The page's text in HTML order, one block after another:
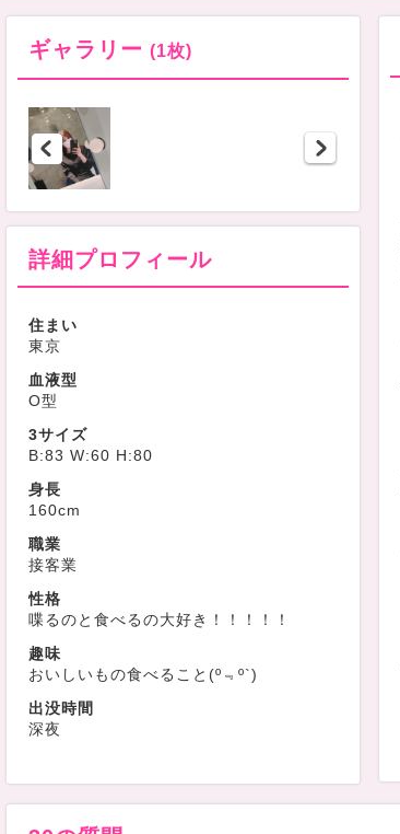
ギャラリー (1枚)
詳細プロフィール
住まい
東京
血液型
O型
3サイズ
B:83 W:60 H:80
身長
160cm
職業
接客業
性格
喋るのと食べるの大好き！！！！！
趣味
おいしいもの食べること(º﹃º`)
出没時間
深夜